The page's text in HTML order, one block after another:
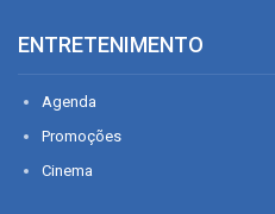
ENTRETENIMENTO
Agenda
Promoções
Cinema